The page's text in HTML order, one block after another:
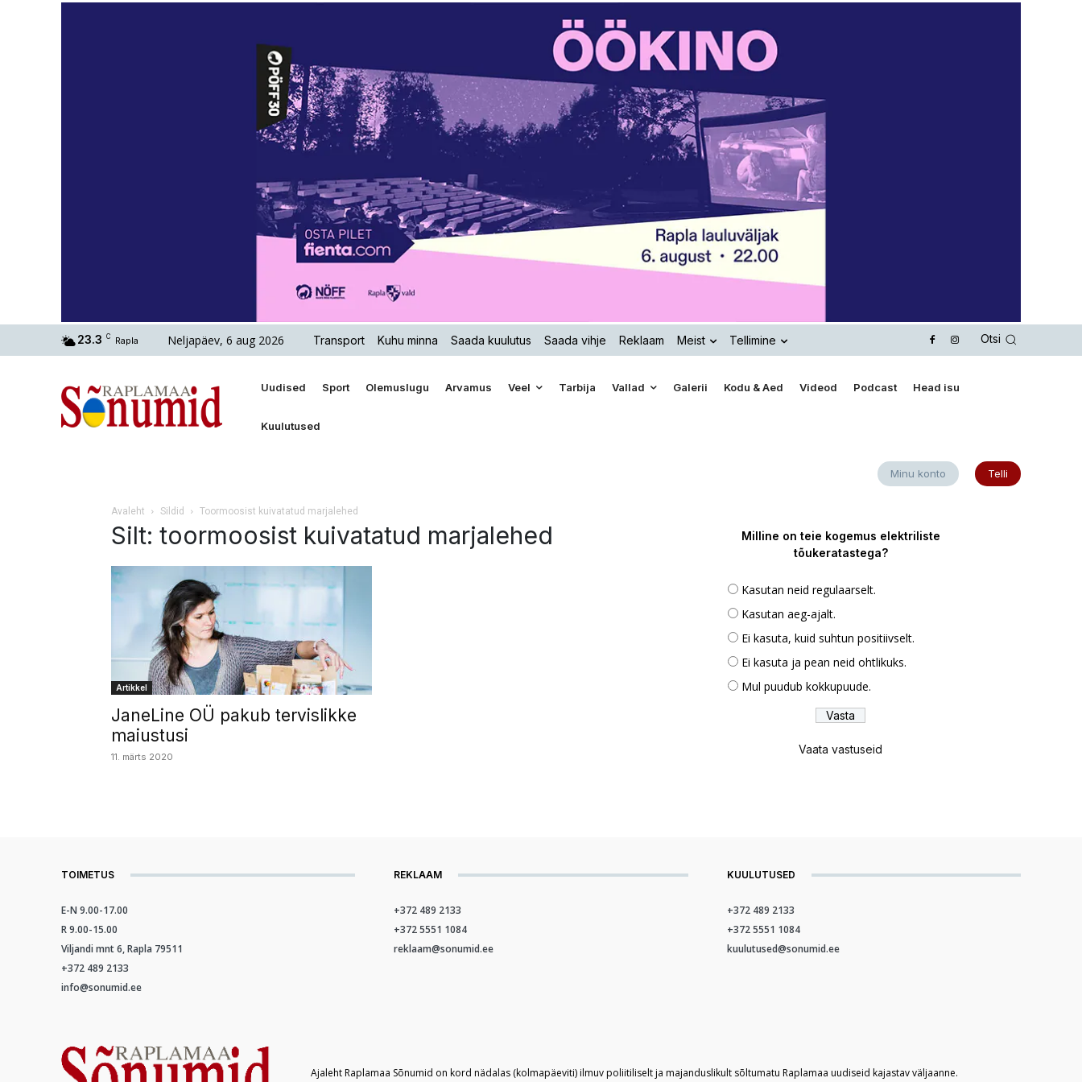
23.3 C Rapla Neljapäev, 6 aug 2026 Transport Kuhu minna Saada kuulutus Saada vihje Reklaam Meist Tellimine Otsi
Uudised Sport Olemuslugu Arvamus Veel Tarbija Vallad Galerii Kodu & Aed Videod Podcast Head isu
Kuulutused
Minu konto Telli
Avaleht Sildid Toormoosist kuivatatud marjalehed
Silt: toormoosist kuivatatud marjalehed
Artikkel
JaneLine OÜ pakub tervislikke
maiustusi
11. märts 2020
Milline on teie kogemus elektriliste
tõukeratastega?
Kasutan neid regulaarselt.
Kasutan aeg-ajalt.
Ei kasuta, kuid suhtun positiivselt.
Ei kasuta ja pean neid ohtlikuks.
Mul puudub kokkupuude.
Vaata vastuseid
TOIMETUS
E-N 9.00-17.00
R 9.00-15.00
Viljandi mnt 6, Rapla 79511
+372 489 2133
info@sonumid.ee
REKLAAM
+372 489 2133
+372 5551 1084
reklaam@sonumid.ee
KUULUTUSED
+372 489 2133
+372 5551 1084
kuulutused@sonumid.ee
Ajaleht Raplamaa Sõnumid on kord nädalas (kolmapäeviti) ilmuv poliitiliselt ja majanduslikult sõltumatu Raplamaa uudiseid kajastav väljaanne.